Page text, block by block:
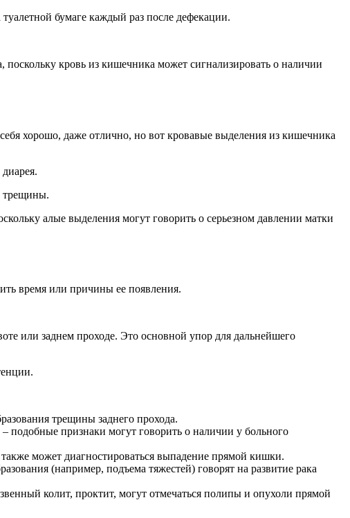
бумаге каждый раз после дефекации.
кровь из кишечника может сигнализировать о наличии
хорошо, даже отлично, но вот кровавые выделения из кишечника
трещины.
алые выделения могут говорить о серьезном давлении матки
время или причины ее появления.
или заднем проходе. Это основной упор для дальнейшего
трещины заднего прохода.
– подобные признаки могут говорить о наличии у больного
может диагностироваться выпадение прямой кишки.
(например, подъема тяжестей) говорят на развитие рака
колит, проктит, могут отмечаться полипы и опухоли прямой